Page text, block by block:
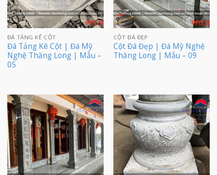
ĐÁ TẢNG KÊ CỘT
Đá Tảng Kê Cột | Đá Mỹ
Nghệ Thăng Long | Mẫu –
05
CỘT ĐÁ ĐẸP
Cột Đá Đẹp | Đá Mỹ Nghệ
Thăng Long | Mẫu – 09